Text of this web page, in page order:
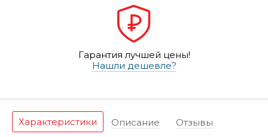
Гарантия лучшей цены!
Нашли дешевле?
Характеристики Описание Отзывы